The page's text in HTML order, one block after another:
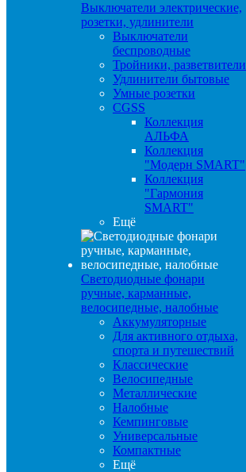
Выключатели электрические,
розетки, удлинители
Выключатели
беспроводные
Тройники, разветвители
Удлинители бытовые
Умные розетки
CGSS
Коллекция
АЛЬФА
Коллекция
"Модерн SMART"
Коллекция
"Гармония
SMART"
Ещё
Светодиодные фонари
ручные, карманные,
велосипедные, налобные
Аккумуляторные
Для активного отдыха,
спорта и путешествий
Классические
Велосипедные
Металлические
Налобные
Кемпинговые
Универсальные
Компактные
Ещё